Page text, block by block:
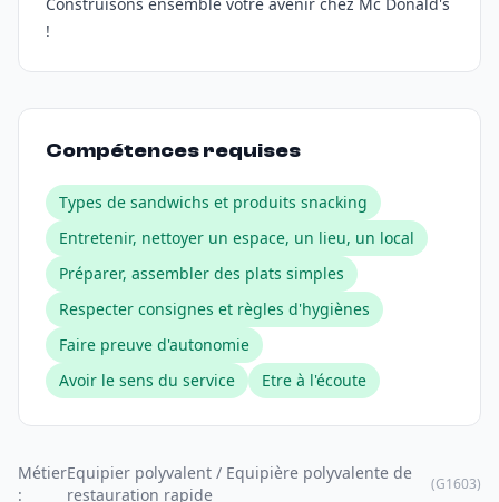
!
Compétences requises
Types de sandwichs et produits snacking
Entretenir, nettoyer un espace, un lieu, un local
Préparer, assembler des plats simples
Respecter consignes et règles d'hygiènes
Faire preuve d'autonomie
Avoir le sens du service
Etre à l'écoute
Métier
:
Equipier polyvalent / Equipière polyvalente de
restauration rapide
(G1603)